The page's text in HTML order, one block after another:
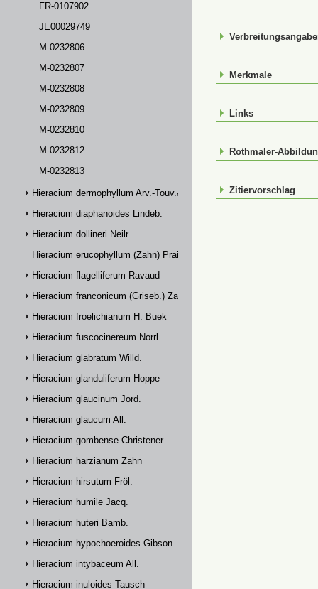
FR-0107902
JE00029749
M-0232806
M-0232807
M-0232808
M-0232809
M-0232810
M-0232812
M-0232813
Hieracium dermophyllum Arv.-Touv.& Briq.
Hieracium diaphanoides Lindeb.
Hieracium dollineri Neilr.
Hieracium erucophyllum (Zahn) Prain
Hieracium flagelliferum Ravaud
Hieracium franconicum (Griseb.) Zahn
Hieracium froelichianum H. Buek
Hieracium fuscocinereum Norrl.
Hieracium glabratum Willd.
Hieracium glanduliferum Hoppe
Hieracium glaucinum Jord.
Hieracium glaucum All.
Hieracium gombense Christener
Hieracium harzianum Zahn
Hieracium hirsutum Fröl.
Hieracium humile Jacq.
Hieracium huteri Bamb.
Hieracium hypochoeroides Gibson
Hieracium intybaceum All.
Hieracium inuloides Tausch
Merkmale
Links
Rothmaler-
Zitiervorschlag